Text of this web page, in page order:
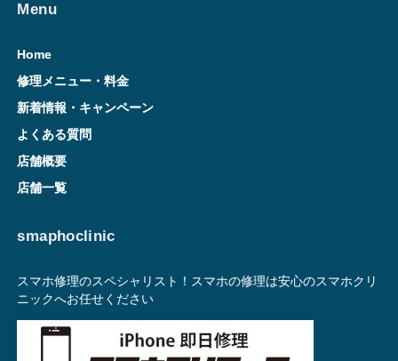
Menu
Home
修理メニュー・料金
新着情報・キャンペーン
よくある質問
店舗概要
店舗一覧
smaphoclinic
スマホ修理のスペシャリスト！スマホの修理は安心のスマホクリ
ニックへお任せください